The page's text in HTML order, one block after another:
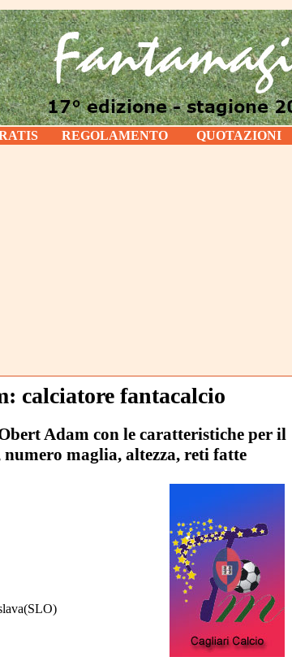
REGOLAMENTO QUOTAZIONI
calciatore fantacalcio
Adam con le caratteristiche per il
maglia, altezza, reti fatte